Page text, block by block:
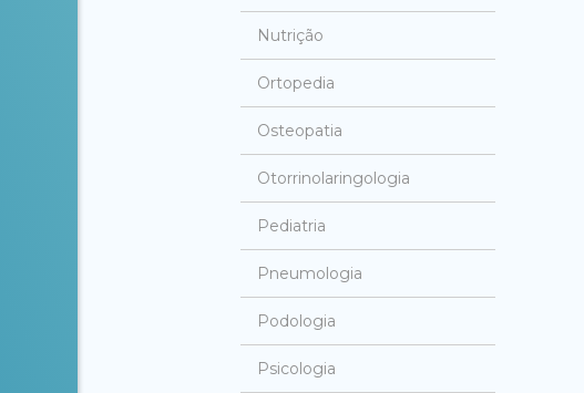
Nutrição
Ortopedia
Osteopatia
Otorrinolaringologia
Pediatria
Pneumologia
Podologia
Psicologia